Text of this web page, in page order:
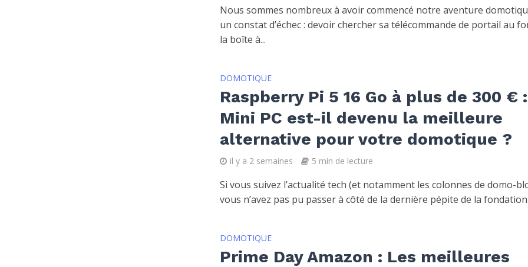
Nous sommes nombreux à avoir commencé notre aventure
un constat d’échec : devoir chercher sa télécommande de portail au
la boîte à...
DOMOTIQUE
Raspberry Pi 5 16 Go à plus de 300 €
Mini PC est-il devenu la meilleure
alternative pour votre domotique ?
il y a 2 semaines 5 min de lecture
Si vous suivez l’actualité tech (et notamment les colonnes de domo-
vous n’avez pas pu passer à côté de la dernière pépite de la fondation
DOMOTIQUE
Prime Day Amazon : Les meilleures